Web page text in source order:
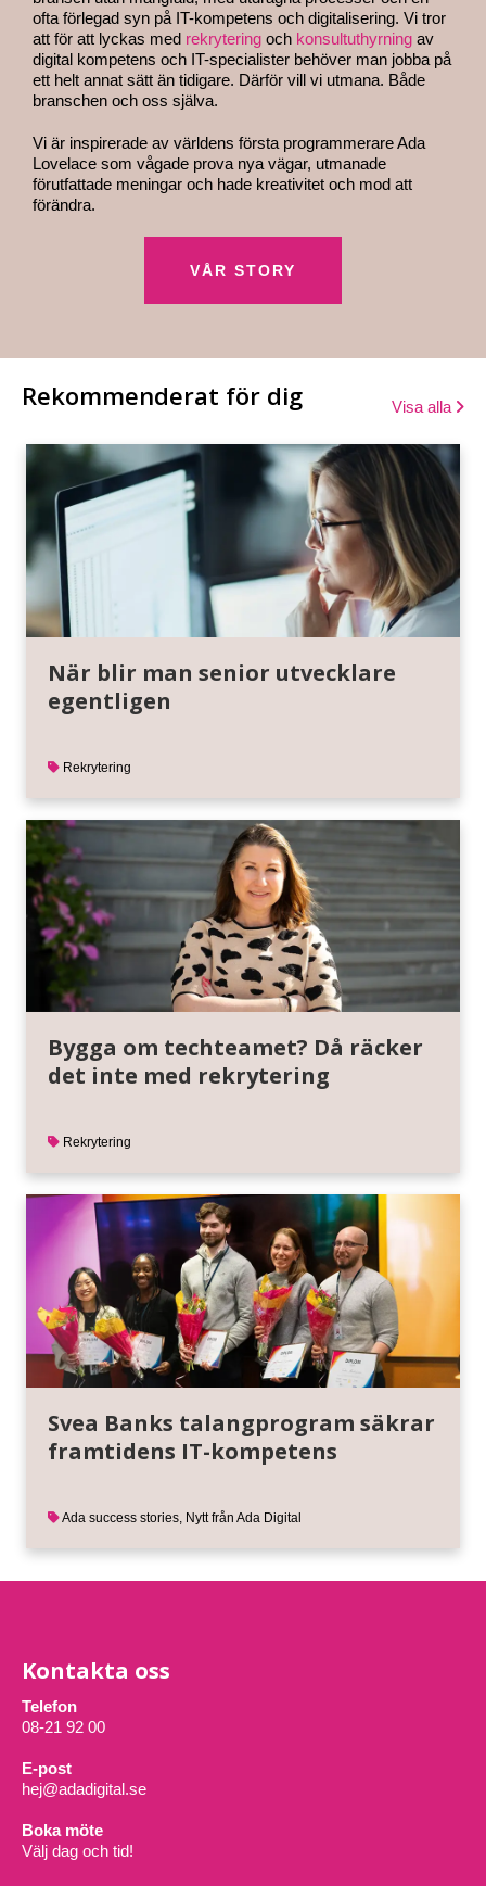
ofta förlegad syn på IT-kompetens och digitalisering. Vi tror
att för att lyckas med rekrytering och konsultuthyrning av
digital kompetens och IT-specialister behöver man jobba på
ett helt annat sätt än tidigare. Därför vill vi utmana. Både
branschen och oss själva.
Vi är inspirerade av världens första programmerare Ada
Lovelace som vågade prova nya vägar, utmanade
förutfattade meningar och hade kreativitet och mod att
förändra.
VÅR STORY
Rekommenderat för dig Visa alla
När blir man senior utvecklare
egentligen
Rekrytering
Bygga om techteamet? Då räcker
det inte med rekrytering
Rekrytering
Svea Banks talangprogram säkrar
framtidens IT-kompetens
Ada success stories, Nytt från Ada Digital
Kontakta oss
Telefon
08-21 92 00
E-post
hej@adadigital.se
Boka möte
Välj dag och tid!